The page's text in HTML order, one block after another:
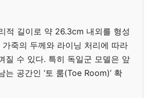
적 길이로 약 26.3cm 내외를 형성
가죽의 두께와 라이닝 처리에 따라
질 수 있다. 특히 독일군 모델은 앞
공간인 ‘토 룸(Toe Room)’ 확